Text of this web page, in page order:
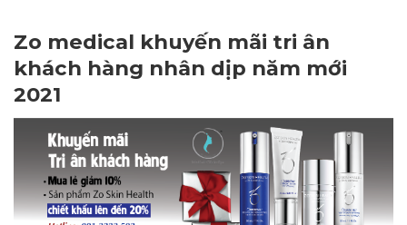
Zo medical khuyến mãi tri ân
khách hàng nhân dịp năm mới
2021